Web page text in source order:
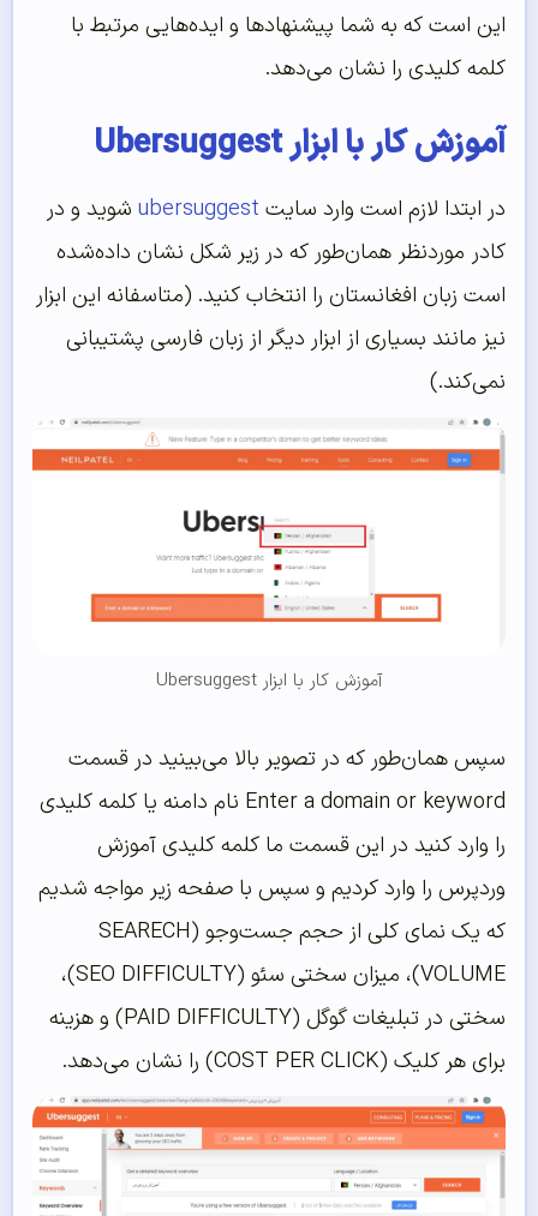
این است که به شما پیشنهاد‌ها و ایده‌هایی مرتبط با
کلمه کلیدی را نشان می‌دهد.
آموزش کار با ابزار Ubersuggest
در ابتدا لازم است وارد سایت
شوید و در
کادر موردنظر همان‌طور که در زیر شکل نشان داده‌شده
است زبان افغانستان را انتخاب کنید. (متاسفانه این ابزار
نیز مانند بسیاری از ابزار دیگر از زبان فارسی پشتیبانی
نمی‌کند.)
آموزش کار با ابزار Ubersuggest
سپس همان‌طور که در تصویر بالا می‌بینید در قسمت
Enter a domain or keyword نام دامنه یا کلمه کلیدی
را وارد کنید در این قسمت ما کلمه کلیدی آموزش
وردپرس را وارد کردیم و سپس با صفحه زیر مواجه شدیم
که یک نمای کلی از حجم جست‌وجو (SEARECH
VOLUME)، میزان سختی سئو (SEO DIFFICULTY)،
سختی در تبلیغات گوگل (PAID DIFFICULTY) و هزینه
برای هر کلیک (COST PER CLICK) را نشان می‌دهد.